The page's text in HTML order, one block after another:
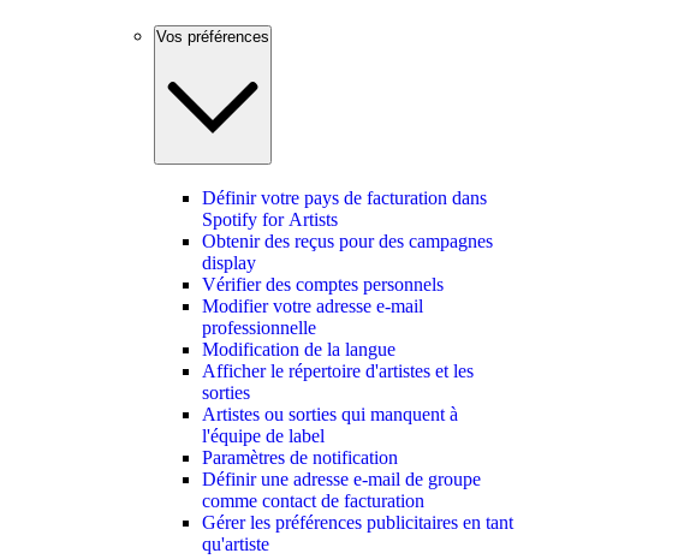
Vos préférences
Définir votre pays de facturation dans
Spotify for Artists
Obtenir des reçus pour des campagnes
display
Vérifier des comptes personnels
Modifier votre adresse e-mail
professionnelle
Modification de la langue
Afficher le répertoire d'artistes et les
sorties
Artistes ou sorties qui manquent à
l'équipe de label
Paramètres de notification
Définir une adresse e-mail de groupe
comme contact de facturation
Gérer les préférences publicitaires en tant
qu'artiste